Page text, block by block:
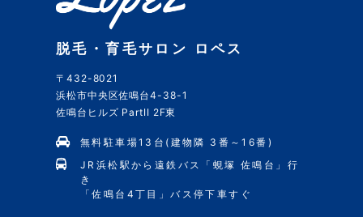
脱毛・育毛サロン ロペス
〒432-8021
浜松市中央区佐鳴台4-38-1
佐鳴台ヒルズ PartII 2F東
無料駐車場13台(建物隣 3番～16番)
JR浜松駅から遠鉄バス「蜆塚 佐鳴台」行
き
「佐鳴台4丁目」バス停下車すぐ